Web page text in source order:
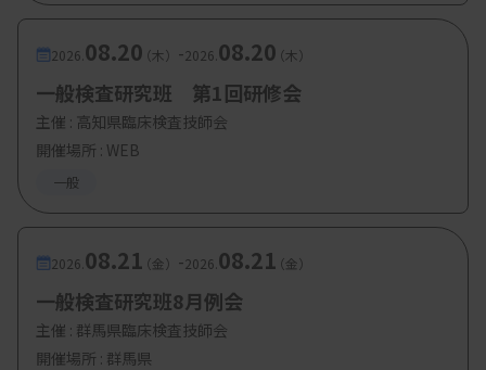
2026. 08.20（木） -2026. 08.20（木）
一般検査研究班 第1回研修会
主催 : 高知県臨床検査技師会
開催場所 : WEB
一般
2026. 08.21（金） -2026. 08.21（金）
一般検査研究班8月例会
主催 : 群馬県臨床検査技師会
開催場所 : 群馬県